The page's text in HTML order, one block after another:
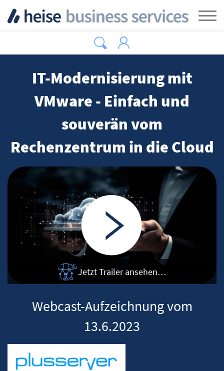
IT-Modernisierung mit
VMware - Einfach und
souverän vom
Rechenzentrum in die Cloud
Jetzt Trailer ansehen…
Webcast-Aufzeichnung vom
13.6.2023